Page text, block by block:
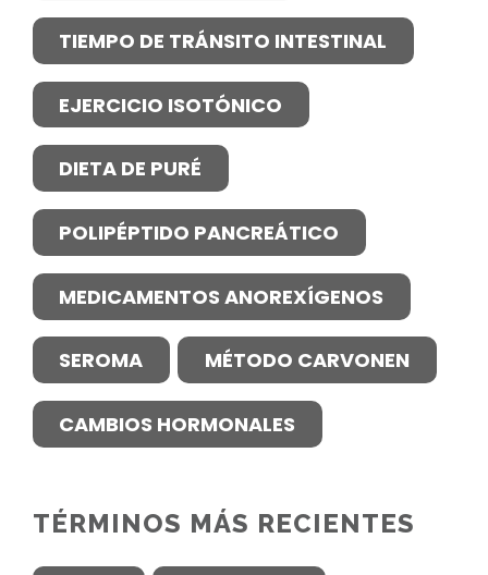
TIEMPO DE TRÁNSITO INTESTINAL
EJERCICIO ISOTÓNICO
DIETA DE PURÉ
POLIPÉPTIDO PANCREÁTICO
MEDICAMENTOS ANOREXÍGENOS
SEROMA MÉTODO CARVONEN
CAMBIOS HORMONALES
TÉRMINOS MÁS RECIENTES